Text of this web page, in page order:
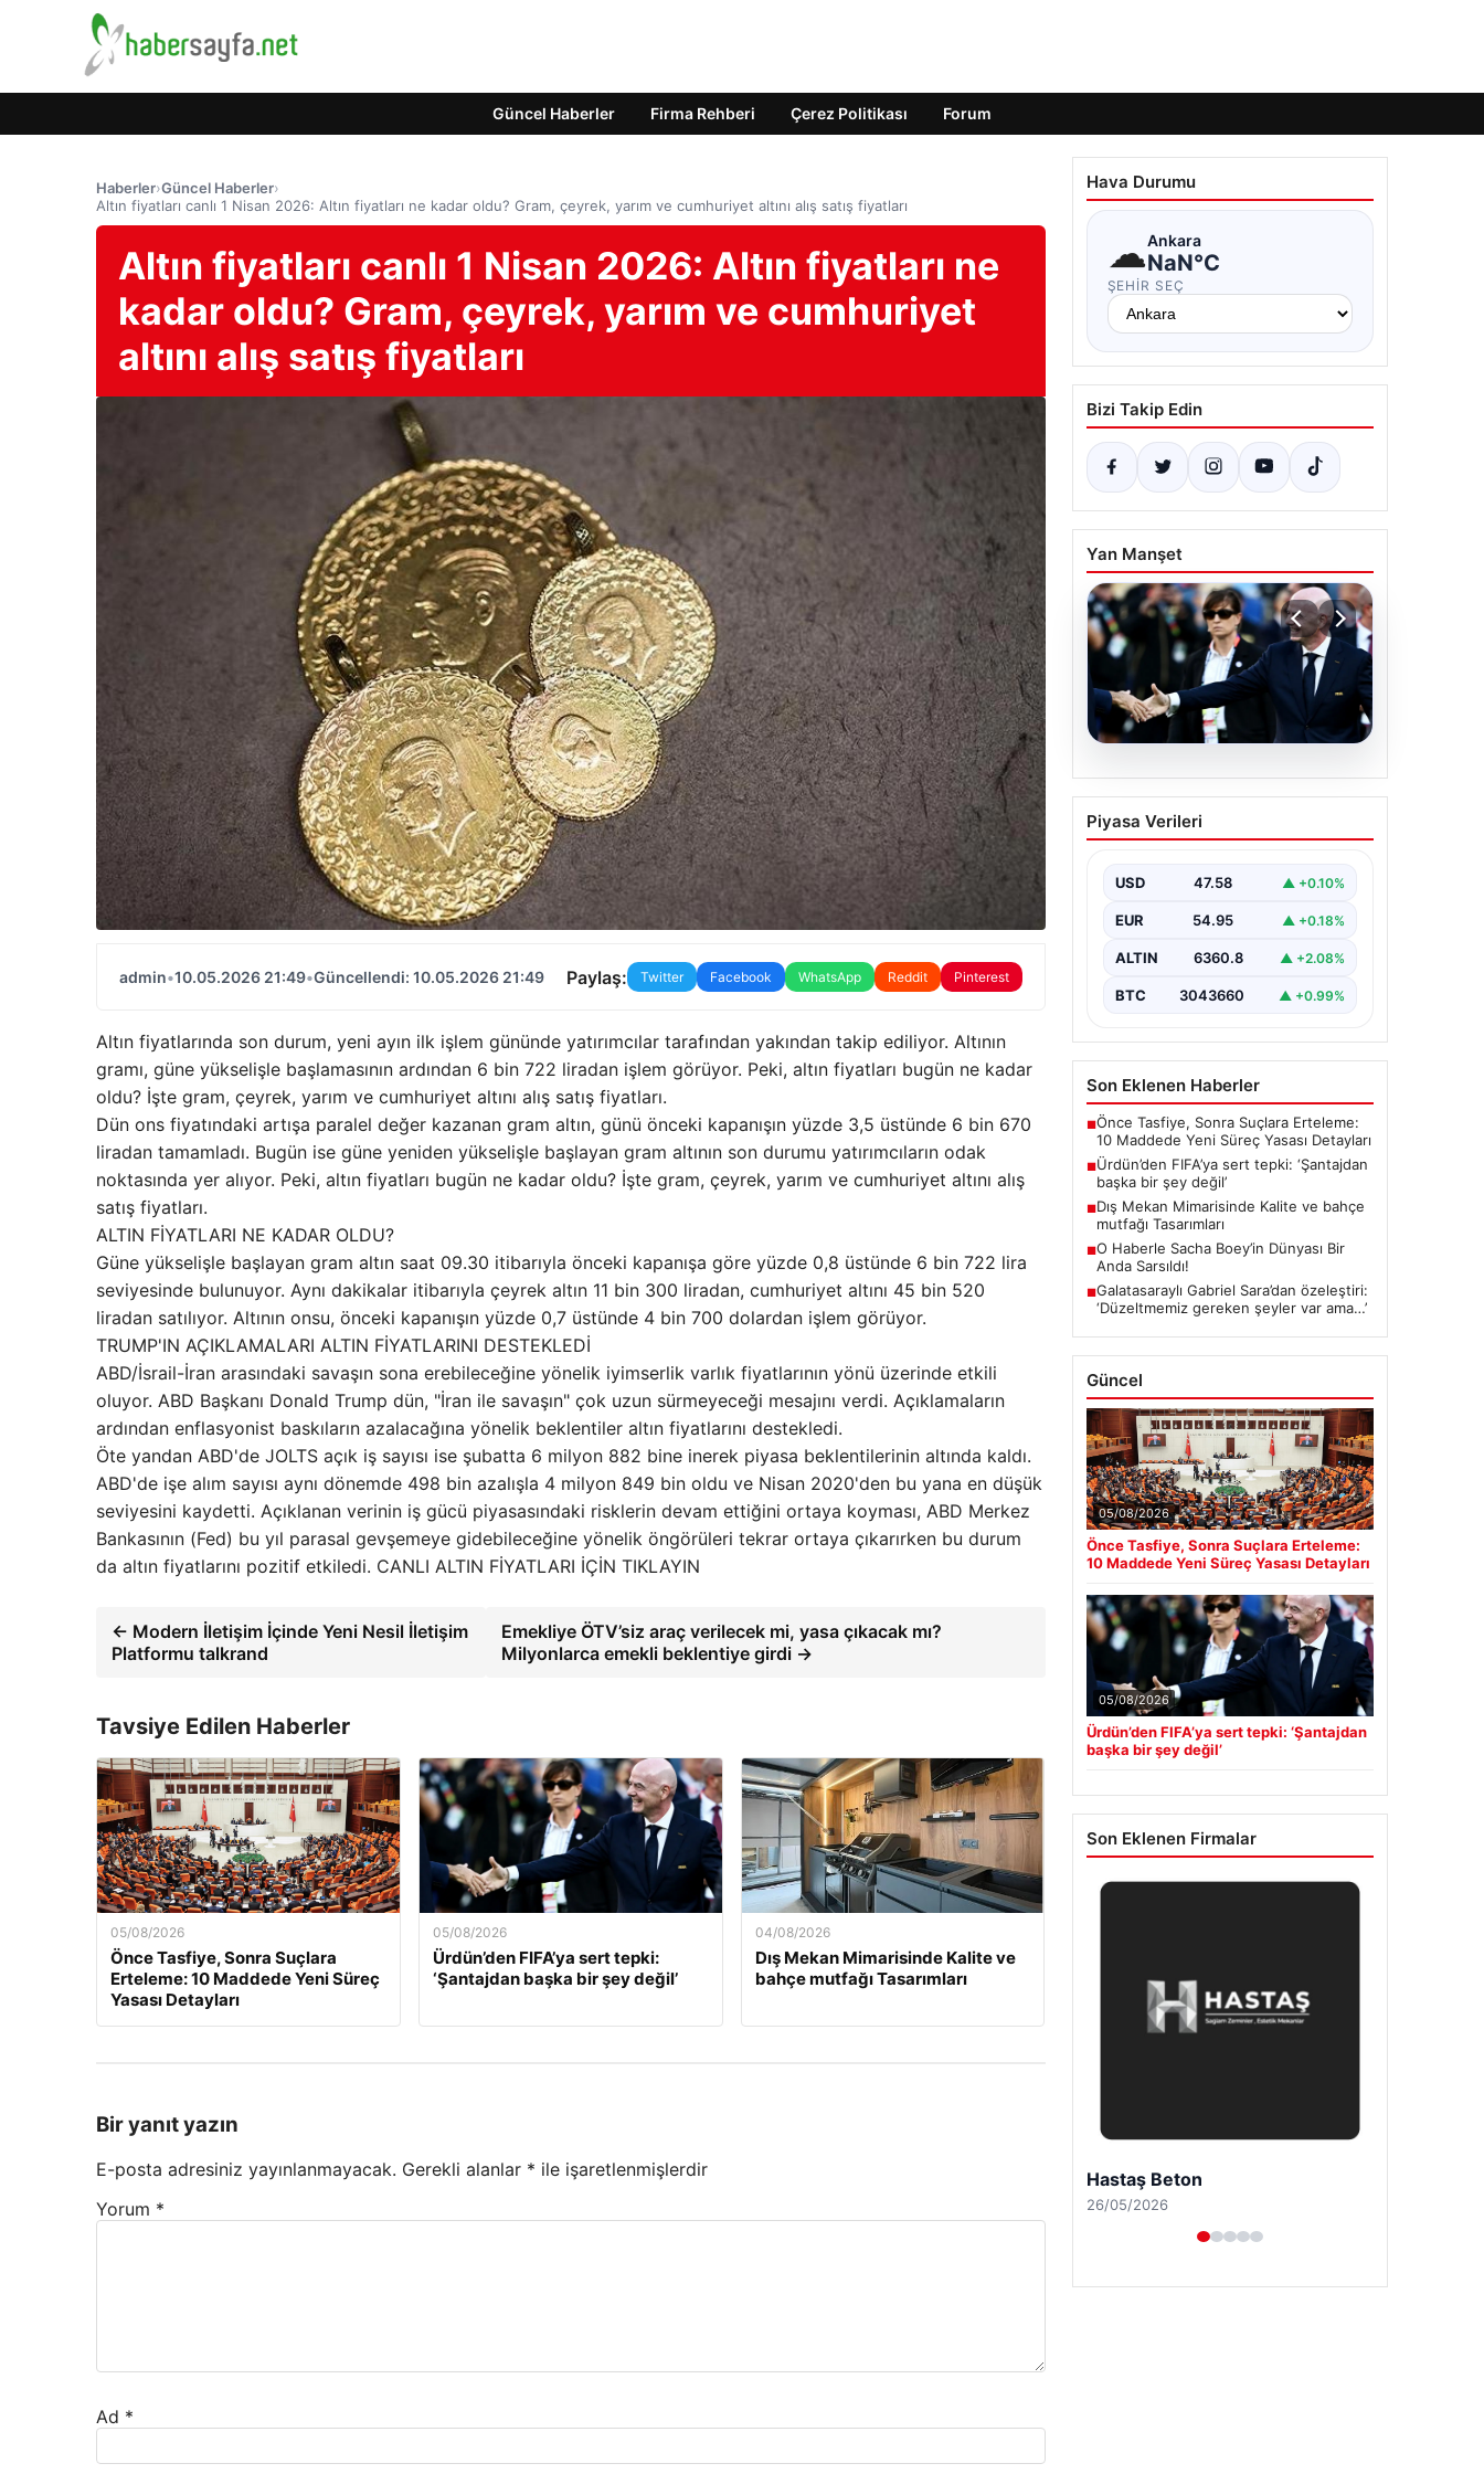
Güncel Haberler Firma Rehberi Çerez Politikası Forum
Haberler›Güncel Haberler›
Altın fiyatları canlı 1 Nisan 2026: Altın fiyatları ne kadar oldu? Gram, çeyrek, yarım ve cumhuriyet altını alış satış fiyatları
Altın fiyatları canlı 1 Nisan 2026: Altın fiyatları ne
kadar oldu? Gram, çeyrek, yarım ve cumhuriyet
altını alış satış fiyatları
admin•10.05.2026 21:49•Güncellendi: 10.05.2026 21:49 Paylaş: Twitter Facebook WhatsApp Reddit Pinterest
Altın fiyatlarında son durum, yeni ayın ilk işlem gününde yatırımcılar tarafından yakından takip ediliyor. Altının
gramı, güne yükselişle başlamasının ardından 6 bin 722 liradan işlem görüyor. Peki, altın fiyatları bugün ne kadar
oldu? İşte gram, çeyrek, yarım ve cumhuriyet altını alış satış fiyatları.
Dün ons fiyatındaki artışa paralel değer kazanan gram altın, günü önceki kapanışın yüzde 3,5 üstünde 6 bin 670
liradan tamamladı. Bugün ise güne yeniden yükselişle başlayan gram altının son durumu yatırımcıların odak
noktasında yer alıyor. Peki, altın fiyatları bugün ne kadar oldu? İşte gram, çeyrek, yarım ve cumhuriyet altını alış
satış fiyatları.
ALTIN FİYATLARI NE KADAR OLDU?
Güne yükselişle başlayan gram altın saat 09.30 itibarıyla önceki kapanışa göre yüzde 0,8 üstünde 6 bin 722 lira
seviyesinde bulunuyor. Aynı dakikalar itibarıyla çeyrek altın 11 bin 300 liradan, cumhuriyet altını 45 bin 520
liradan satılıyor. Altının onsu, önceki kapanışın yüzde 0,7 üstünde 4 bin 700 dolardan işlem görüyor.
TRUMP'IN AÇIKLAMALARI ALTIN FİYATLARINI DESTEKLEDİ
ABD/İsrail-İran arasındaki savaşın sona erebileceğine yönelik iyimserlik varlık fiyatlarının yönü üzerinde etkili
oluyor. ABD Başkanı Donald Trump dün, "İran ile savaşın" çok uzun sürmeyeceği mesajını verdi. Açıklamaların
ardından enflasyonist baskıların azalacağına yönelik beklentiler altın fiyatlarını destekledi.
Öte yandan ABD'de JOLTS açık iş sayısı ise şubatta 6 milyon 882 bine inerek piyasa beklentilerinin altında kaldı.
ABD'de işe alım sayısı aynı dönemde 498 bin azalışla 4 milyon 849 bin oldu ve Nisan 2020'den bu yana en düşük
seviyesini kaydetti. Açıklanan verinin iş gücü piyasasındaki risklerin devam ettiğini ortaya koyması, ABD Merkez
Bankasının (Fed) bu yıl parasal gevşemeye gidebileceğine yönelik öngörüleri tekrar ortaya çıkarırken bu durum
da altın fiyatlarını pozitif etkiledi. CANLI ALTIN FİYATLARI İÇİN TIKLAYIN
← Modern İletişim İçinde Yeni Nesil İletişim
Platformu talkrand
Emekliye ÖTV’siz araç verilecek mi, yasa çıkacak mı?
Milyonlarca emekli beklentiye girdi →
Tavsiye Edilen Haberler
05/08/2026
Önce Tasfiye, Sonra Suçlara
Erteleme: 10 Maddede Yeni Süreç
Yasası Detayları
05/08/2026
Ürdün’den FIFA’ya sert tepki:
‘Şantajdan başka bir şey değil’
04/08/2026
Dış Mekan Mimarisinde Kalite ve
bahçe mutfağı Tasarımları
Bir yanıt yazın
E-posta adresiniz yayınlanmayacak. Gerekli alanlar * ile işaretlenmişlerdir
Yorum *
Ad *
Hava Durumu
☁Ankara
NaN°C
ŞEHIR SEÇ
Bizi Takip Edin
Yan Manşet
05.08.2026
Ürdün’den FIFA’ya sert
tepki: ‘Şantajdan başka
Piyasa Verileri
USD 47.58 ▲ +0.10%
EUR 54.95 ▲ +0.18%
ALTIN 6360.8 ▲ +2.08%
BTC 3043660 ▲ +0.99%
Son Eklenen Haberler
■Önce Tasfiye, Sonra Suçlara Erteleme:
10 Maddede Yeni Süreç Yasası Detayları
■Ürdün’den FIFA’ya sert tepki: ‘Şantajdan
başka bir şey değil’
■Dış Mekan Mimarisinde Kalite ve bahçe
mutfağı Tasarımları
■O Haberle Sacha Boey’in Dünyası Bir
Anda Sarsıldı!
■Galatasaraylı Gabriel Sara’dan özeleştiri:
‘Düzeltmemiz gereken şeyler var ama…’
Güncel
05/08/2026
Önce Tasfiye, Sonra Suçlara Erteleme:
10 Maddede Yeni Süreç Yasası Detayları
05/08/2026
Ürdün’den FIFA’ya sert tepki: ‘Şantajdan
başka bir şey değil’
Son Eklenen Firmalar
Enes Kaplan Avukatlık Bürosu
28/04/2026